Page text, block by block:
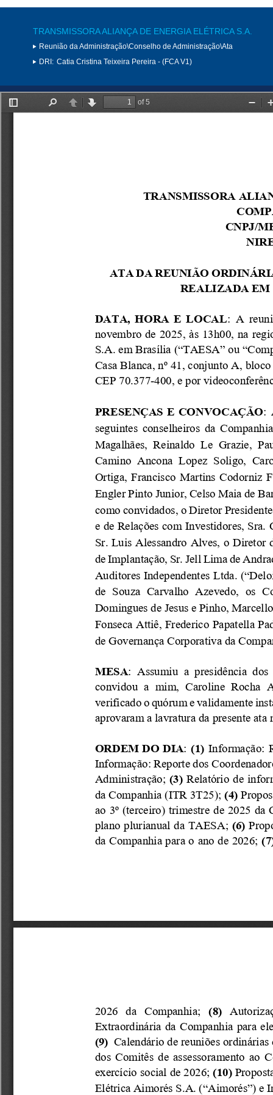
TRANSMISSORA ALIANÇA DE ENERGIA ELÉTRICA S.A.
Reunião da Administração\Conselho de Administração\Ata
DRI: Catia Cristina Teixeira Pereira - (FCA V1)